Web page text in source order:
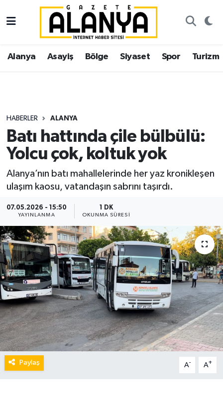
Alanya Asayiş Bölge Siyaset Spor Turizm
HABERLER ALANYA
Batı hattında çile bülbülü:
Yolcu çok, koltuk yok
Alanya’nın batı mahallelerinde her yaz kronikleşen
ulaşım kaosu, vatandaşın sabrını taşırdı.
07.05.2026 - 15:50
YAYINLANMA
1 DK
OKUNMA SÜRESI
Paylaş A- A+
Alanya
Asayiş
Siyaset
Spor
Turizm
Ekonomi
Gazipaşa
İstanbul Nöbetçi Eczaneler
İstanbul Hava Durumu
Süper Lig Puan Durumu ve Fikstür
Tüm Manşetler
Son Dakika Haberleri
Haber Arşivi